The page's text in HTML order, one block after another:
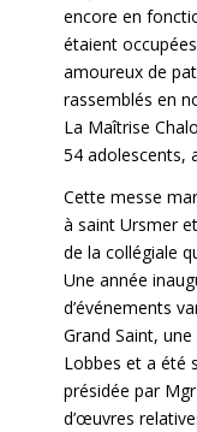
encore en
étaient
amoureux de
rassemblés en
La Maîtrise
54 adolescents,
Cette messe
à saint Ursmer
de la collégiale
Une année
d’événements
Grand Saint, une
Lobbes et a été
présidée par
d’œuvres